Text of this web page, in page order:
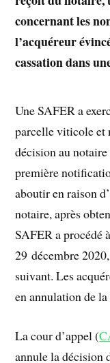
concernant les
l’acquéreur
cassation dans
Une SAFER a
parcelle viticole et
décision au
première
aboutir en raison
notaire, après
SAFER a procédé
29 décembre
suivant. Les
en annulation de
La cour d’appel (
annule la décision